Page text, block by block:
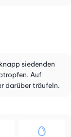
siedenden
Auf
darüber träufeln.